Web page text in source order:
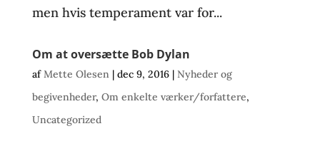
men hvis temperament var for...
Om at oversætte Bob Dylan
afMette Olesen| dec 9, 2016| Nyheder og
begivenheder, Om enkelte værker/forfattere,
Uncategorized